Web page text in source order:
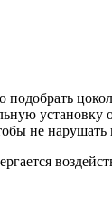
не